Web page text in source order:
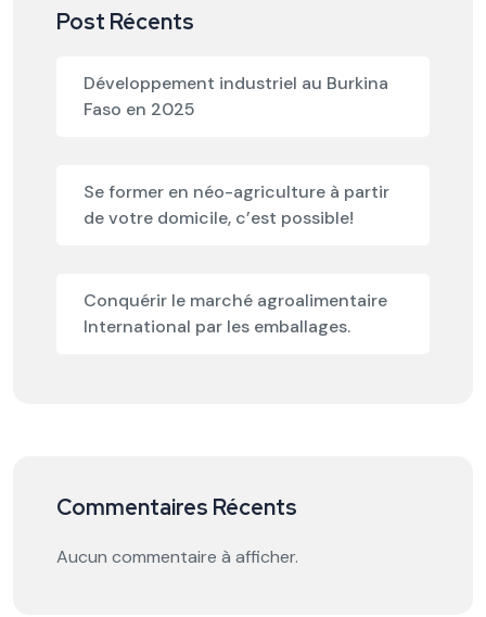
Post Récents
Développement industriel au Burkina
Faso en 2025
Se former en néo-agriculture à partir
de votre domicile, c’est possible!
Conquérir le marché agroalimentaire
International par les emballages.
Commentaires Récents
Aucun commentaire à afficher.